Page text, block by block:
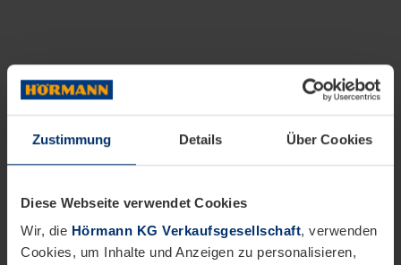
Zustimmung Details Über Cookies
Diese Webseite verwendet Cookies
Wir, die Hörmann KG Verkaufsgesellschaft, verwenden
Cookies, um Inhalte und Anzeigen zu personalisieren,